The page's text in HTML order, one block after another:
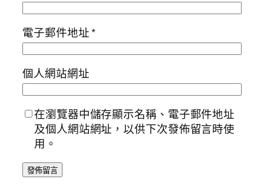
電子郵件地址*
個人網站網址
在瀏覽器中儲存顯示名稱、電子郵件地址
及個人網站網址，以供下次發佈留言時使
用。